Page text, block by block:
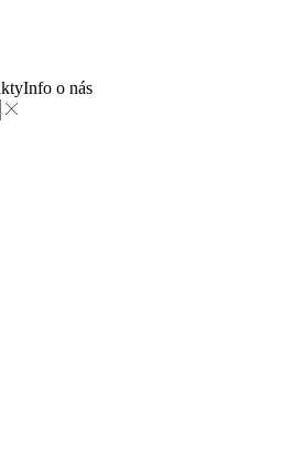
Info o nás